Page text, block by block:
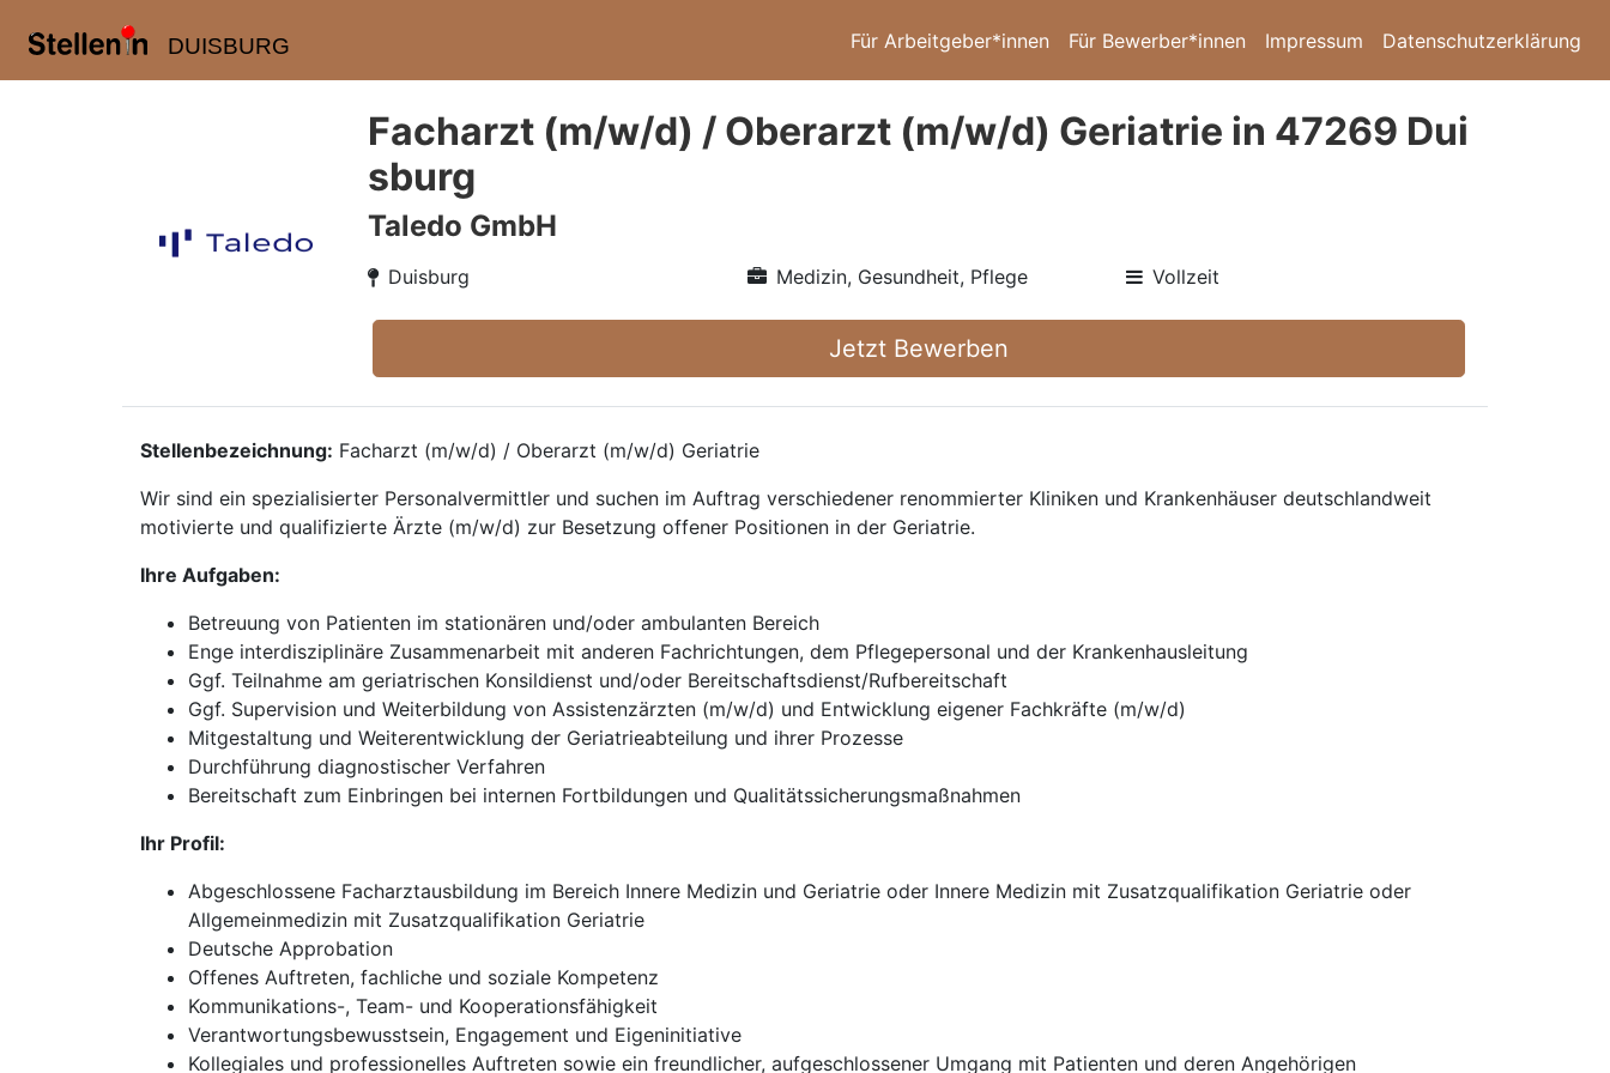
DUISBURG Für Arbeitgeber*innen Für Bewerber*innen Impressum Datenschutzerklärung
Facharzt (m/w/d) / Oberarzt (m/w/d) Geriatrie in 47269 Dui
sburg
Taledo GmbH
Duisburg Medizin, Gesundheit, Pflege Vollzeit
Jetzt Bewerben
Stellenbezeichnung: Facharzt (m/w/d) / Oberarzt (m/w/d) Geriatrie
Wir sind ein spezialisierter Personalvermittler und suchen im Auftrag verschiedener renommierter Kliniken und Krankenhäuser deutschlandweit
motivierte und qualifizierte Ärzte (m/w/d) zur Besetzung offener Positionen in der Geriatrie.
Ihre Aufgaben:
Betreuung von Patienten im stationären und/oder ambulanten Bereich
Enge interdisziplinäre Zusammenarbeit mit anderen Fachrichtungen, dem Pflegepersonal und der Krankenhausleitung
Ggf. Teilnahme am geriatrischen Konsildienst und/oder Bereitschaftsdienst/Rufbereitschaft
Ggf. Supervision und Weiterbildung von Assistenzärzten (m/w/d) und Entwicklung eigener Fachkräfte (m/w/d)
Mitgestaltung und Weiterentwicklung der Geriatrieabteilung und ihrer Prozesse
Durchführung diagnostischer Verfahren
Bereitschaft zum Einbringen bei internen Fortbildungen und Qualitätssicherungsmaßnahmen
Ihr Profil:
Abgeschlossene Facharztausbildung im Bereich Innere Medizin und Geriatrie oder Innere Medizin mit Zusatzqualifikation Geriatrie oder
Allgemeinmedizin mit Zusatzqualifikation Geriatrie
Deutsche Approbation
Offenes Auftreten, fachliche und soziale Kompetenz
Kommunikations-, Team- und Kooperationsfähigkeit
Verantwortungsbewusstsein, Engagement und Eigeninitiative
Kollegiales und professionelles Auftreten sowie ein freundlicher, aufgeschlossener Umgang mit Patienten und deren Angehörigen